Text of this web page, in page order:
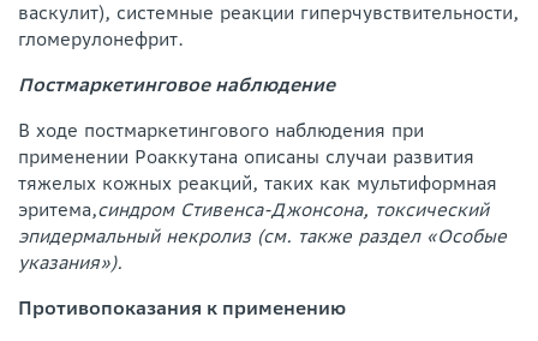
васкулит), системные реакции гиперчувствительности,
гломерулонефрит.
Постмаркетинговое наблюдение
В ходе постмаркетингового наблюдения при
применении Роаккутана описаны случаи развития
тяжелых кожных реакций, таких как мультиформная
эритема,синдром Стивенса-Джонсона, токсический
эпидермальный некролиз (см. также раздел «Особые
указания»).
Противопоказания к применению